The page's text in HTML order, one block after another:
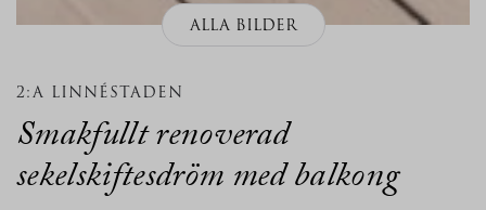
ALLA BILDER
2:A LINNÉSTADEN
Smakfullt renoverad
sekelskiftesdröm med balkong